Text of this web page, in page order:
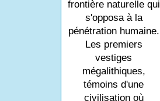
frontière naturelle qui
s'opposa à la
pénétration humaine.
Les premiers
vestiges
mégalithiques,
témoins d'une
civilisation où